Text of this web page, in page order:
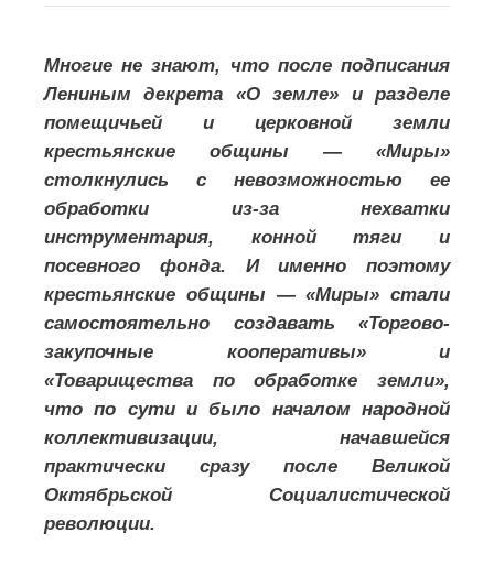
Многие не знают, что после подписания
Лениным декрета «О земле» и разделе
помещичьей и церковной земли
крестьянские общины — «Миры»
столкнулись с невозможностью ее
обработки из-за нехватки
инструментария, конной тяги и
посевного фонда. И именно поэтому
крестьянские общины — «Миры» стали
самостоятельно создавать «Торгово-
закупочные кооперативы» и
«Товарищества по обработке земли»,
что по сути и было началом народной
коллективизации, начавшейся
практически сразу после Великой
Октябрьской Социалистической
революции.